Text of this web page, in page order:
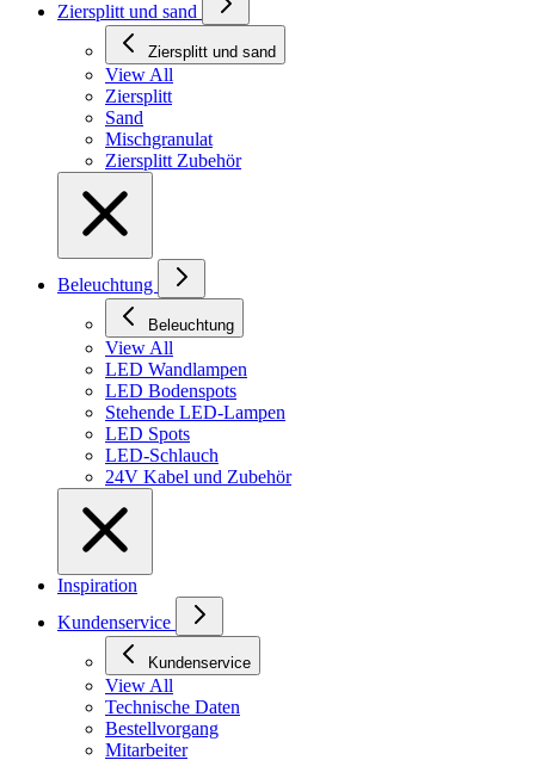
Ziersplitt und sand
Ziersplitt und sand
View All
Ziersplitt
Sand
Mischgranulat
Ziersplitt Zubehör
Beleuchtung
Beleuchtung
View All
LED Wandlampen
LED Bodenspots
Stehende LED-Lampen
LED Spots
LED-Schlauch
24V Kabel und Zubehör
Inspiration
Kundenservice
Kundenservice
View All
Technische Daten
Bestellvorgang
Mitarbeiter